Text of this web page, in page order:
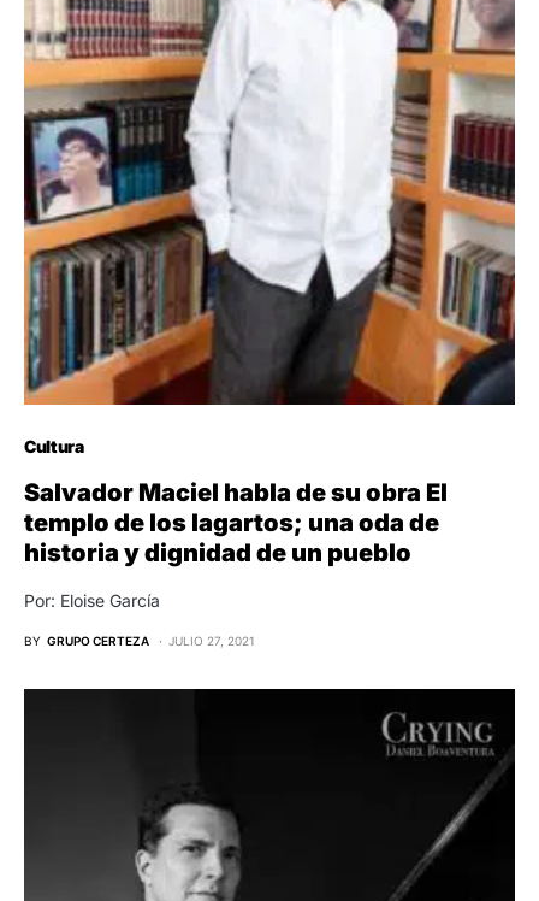
Cultura
Salvador Maciel habla de su obra El
templo de los lagartos; una oda de
historia y dignidad de un pueblo
Por: Eloise García
BY GRUPO CERTEZA JULIO 27, 2021